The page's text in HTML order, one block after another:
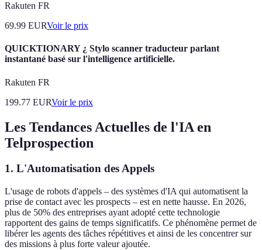
Rakuten FR
69.99 EURVoir le prix
QUICKTIONARY ¿ Stylo scanner traducteur parlant
instantané basé sur l'intelligence artificielle.
Rakuten FR
199.77 EURVoir le prix
Les Tendances Actuelles de l'IA en
Telprospection
1. L'Automatisation des Appels
L'usage de robots d'appels – des systèmes d'IA qui automatisent la
prise de contact avec les prospects – est en nette hausse. En 2026,
plus de 50% des entreprises ayant adopté cette technologie
rapportent des gains de temps significatifs. Ce phénomène permet de
libérer les agents des tâches répétitives et ainsi de les concentrer sur
des missions à plus forte valeur ajoutée.